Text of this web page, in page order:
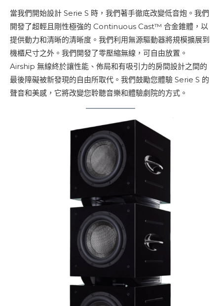
當我們開始設計 Serie S 時，我們著手徹底改變低音炮。我們
開發了超輕且剛性極強的 Continuous Cast™ 合金錐體，以
提供動力和清晰的清晰度。我們利用無源驅動器將規模擴展到
機櫃尺寸之外。我們開發了零壓縮無線，可自由放置。
Airship 無線終於讓性能、佈局和有吸引力的房間設計之間的
最後障礙被新發現的自由所取代。我們鼓勵您體驗 Serie S 的
聲音和美感，它將改變您聆聽音樂和體驗劇院的方式。